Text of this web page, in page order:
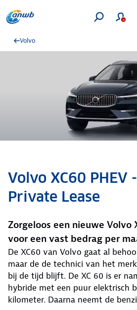
Volvo
Volvo XC60 PHEV
Private Lease
Zorgeloos een nieuwe Volvo
voor een vast bedrag per
De XC60 van Volvo gaat al
maar de de technici van het
bij de tijd blijft. De XC 60 is er
hybride met een puur elektrisch
kilometer. Daarna neemt de